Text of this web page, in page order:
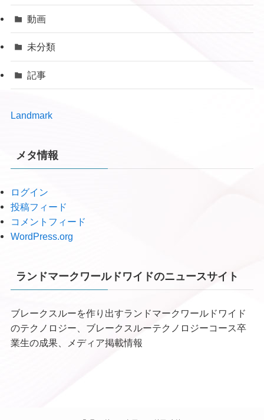
動画
未分類
記事
Landmark
メタ情報
ログイン
投稿フィード
コメントフィード
WordPress.org
ランドマークワールドワイドのニュースサイト
ブレークスルーを作り出すランドマークワールドワイド
のテクノロジー、ブレークスルーテクノロジーコース卒
業生の成果、メディア掲載情報